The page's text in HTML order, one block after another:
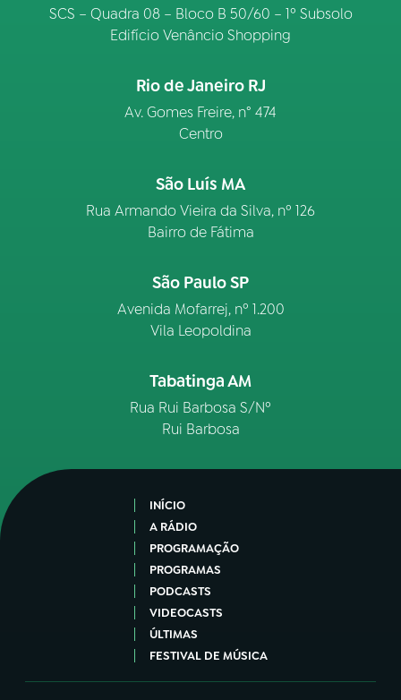
SCS – Quadra 08 – Bloco B 50/60 – 1º Subsolo
Edifício Venâncio Shopping
Rio de Janeiro RJ
Av. Gomes Freire, n° 474
Centro
São Luís MA
Rua Armando Vieira da Silva, nº 126
Bairro de Fátima
São Paulo SP
Avenida Mofarrej, nº 1.200
Vila Leopoldina
Tabatinga AM
Rua Rui Barbosa S/Nº
Rui Barbosa
INÍCIO
A RÁDIO
PROGRAMAÇÃO
PROGRAMAS
PODCASTS
VIDEOCASTS
ÚLTIMAS
FESTIVAL DE MÚSICA